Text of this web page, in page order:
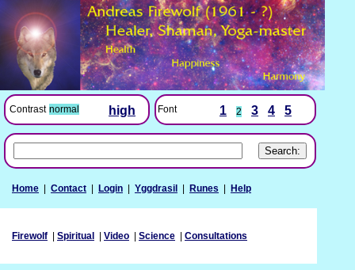
Contrast normal high Font 1 2 3 4 5
Home Contact Login Yggdrasil Runes Help
Firewolf Spiritual Video Science Consultations